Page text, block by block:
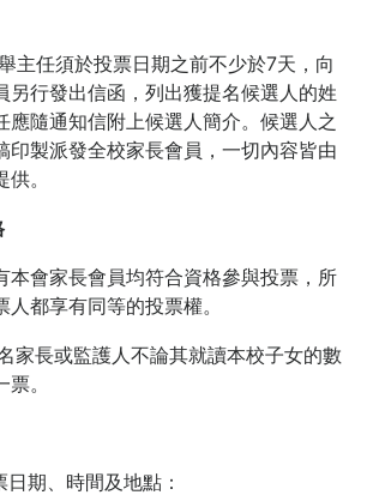
須於投票日期之前不少於7天，向
另行發出信函，列出獲提名候選人的姓
應隨通知信附上候選人簡介。候選人之
印製派發全校家長會員，一切內容皆由
。
家長會員均符合資格參與投票，所
人都享有同等的投票權。
或監護人不論其就讀本校子女的數
。
、時間及地點：